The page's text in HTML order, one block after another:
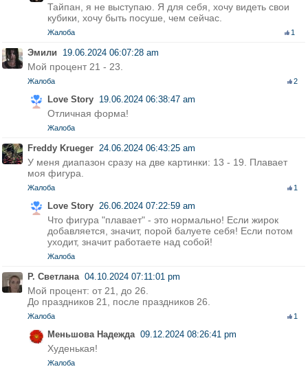
Тайпан, я не выступаю. Я для себя, хочу видеть свои
кубики, хочу быть посуше, чем сейчас.
Жалоба 1
Эмили 19.06.2024 06:07:28 am
Мой процент 21 - 23.
Жалоба 2
Love Story 19.06.2024 06:38:47 am
Отличная форма!
Жалоба
Freddy Krueger 24.06.2024 06:43:25 am
У меня диапазон сразу на две картинки: 13 - 19. Плавает
моя фигура.
Жалоба 1
Love Story 26.06.2024 07:22:59 am
Что фигура "плавает" - это нормально! Если жирок
добавляется, значит, порой балуете себя! Если потом
уходит, значит работаете над собой!
Жалоба
Р. Светлана 04.10.2024 07:11:01 pm
Мой процент: от 21, до 26.
До праздников 21, после праздников 26.
Жалоба 1
Меньшова Надежда 09.12.2024 08:26:41 pm
Худенькая!
Жалоба